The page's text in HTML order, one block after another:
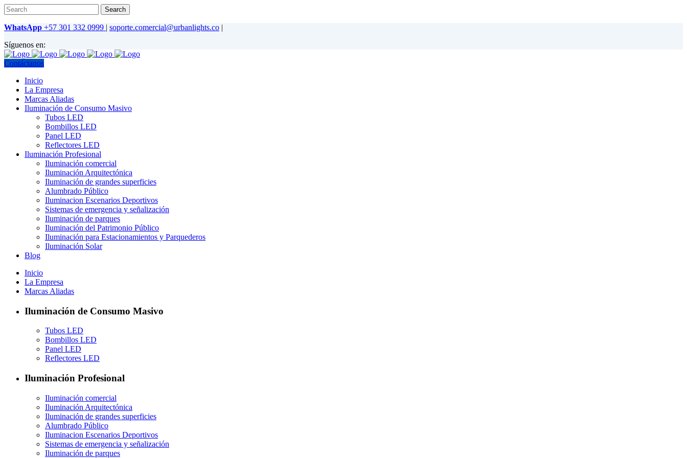
WhatsApp +57 301 332 0999 | soporte.comercial@urbanlights.co |
Síguenos en:
Contáctanos
Inicio
La Empresa
Marcas Aliadas
Iluminación de Consumo Masivo
Tubos LED
Bombillos LED
Panel LED
Reflectores LED
Iluminación Profesional
Iluminación comercial
Iluminación Arquitectónica
Iluminación de grandes superficies
Alumbrado Público
Iluminacion Escenarios Deportivos
Sistemas de emergencia y señalización
Iluminación de parques
Iluminación del Patrimonio Público
Iluminación para Estacionamientos y Parquederos
Iluminación Solar
Blog
Inicio
La Empresa
Marcas Aliadas
Iluminación de Consumo Masivo
Tubos LED
Bombillos LED
Panel LED
Reflectores LED
Iluminación Profesional
Iluminación comercial
Iluminación Arquitectónica
Iluminación de grandes superficies
Alumbrado Público
Iluminacion Escenarios Deportivos
Sistemas de emergencia y señalización
Iluminación de parques